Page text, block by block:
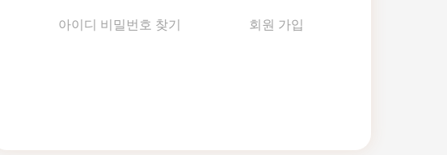
아이디 비밀번호 찾기 회원 가입